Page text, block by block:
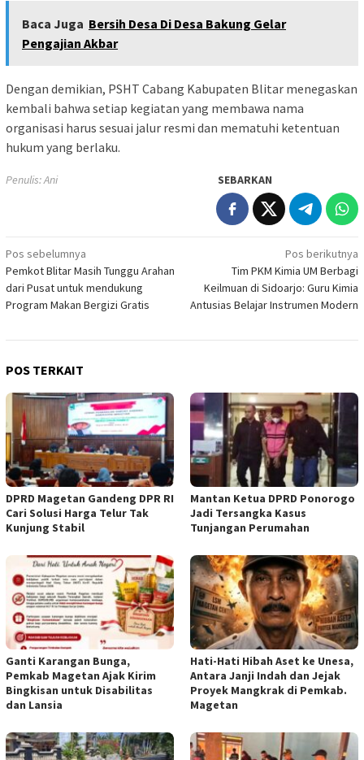
Baca Juga Bersih Desa Di Desa Bakung Gelar
Pengajian Akbar
Dengan demikian, PSHT Cabang Kabupaten Blitar menegaskan
kembali bahwa setiap kegiatan yang membawa nama
organisasi harus sesuai jalur resmi dan mematuhi ketentuan
hukum yang berlaku.
Penulis: Ani SEBARKAN
Navigasi
pos
Pos sebelumnya
Pemkot Blitar Masih Tunggu Arahan
dari Pusat untuk mendukung
Program Makan Bergizi Gratis
Pos berikutnya
Tim PKM Kimia UM Berbagi
Keilmuan di Sidoarjo: Guru Kimia
Antusias Belajar Instrumen Modern
POS TERKAIT
DPRD Magetan Gandeng DPR RI
Cari Solusi Harga Telur Tak
Kunjung Stabil
Mantan Ketua DPRD Ponorogo
Jadi Tersangka Kasus
Tunjangan Perumahan
Ganti Karangan Bunga,
Pemkab Magetan Ajak Kirim
Bingkisan untuk Disabilitas
dan Lansia
Hati-Hati Hibah Aset ke Unesa,
Antara Janji Indah dan Jejak
Proyek Mangkrak di Pemkab.
Magetan